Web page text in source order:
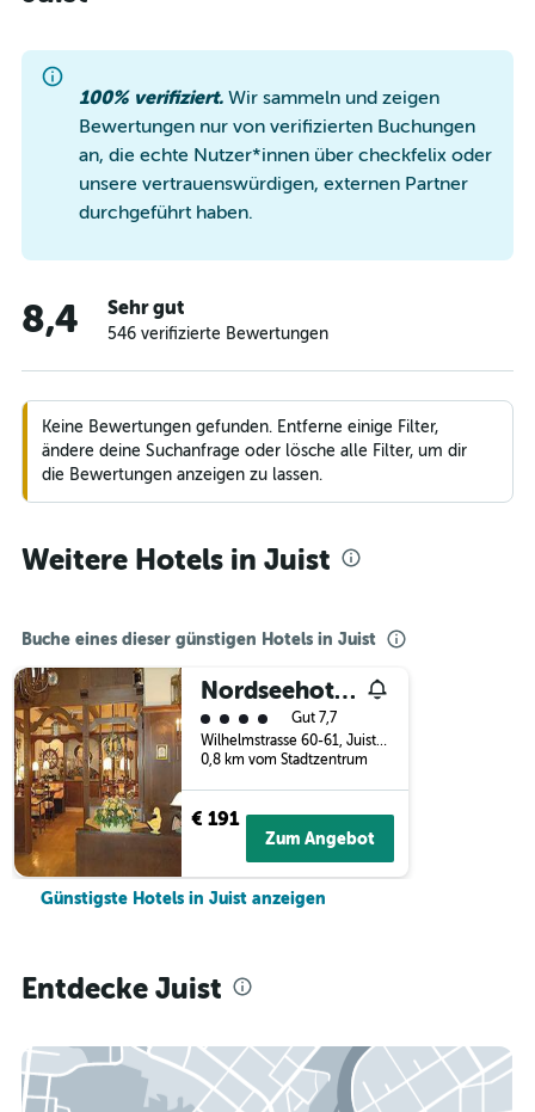
100% verifiziert. Wir sammeln und zeigen
Bewertungen nur von verifizierten Buchungen
an, die echte Nutzer*innen über checkfelix oder
unsere vertrauenswürdigen, externen Partner
durchgeführt haben.
8,4 Sehr gut
546 verifizierte Bewertungen
Keine Bewertungen gefunden. Entferne einige Filter,
ändere deine Suchanfrage oder lösche alle Filter, um dir
die Bewertungen anzeigen zu lassen.
Weitere Hotels in Juist
Buche eines dieser günstigen Hotels in Juist
Nordseehotel Freese
Bewertungskategorie 4
Gut 7,7
Wilhelmstrasse 60-61, Juist, Niedersachsen, Deutschland
0,8 km vom Stadtzentrum
€ 191
Zum Angebot
Günstigste Hotels in Juist anzeigen
Entdecke Juist